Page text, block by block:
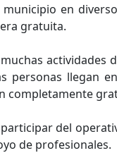
en
gratuita.
actividades
personas llegan
completamente
del
de profesionales.